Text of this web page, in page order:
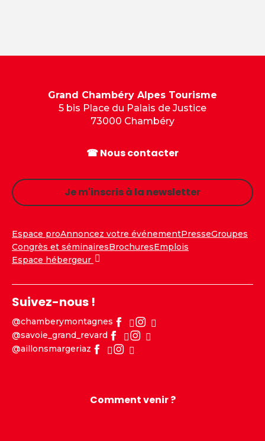
Grand Chambéry Alpes Tourisme
5 bis Place du Palais de Justice
73000 Chambéry
☎ Nous contacter
Je m'inscris à la newsletter
Espace proAnnoncez votre événementPresseGroupes
Congrès et séminairesBrochuresEmplois
Espace hébergeur
Suivez-nous !
@chamberymontagnes
@savoie_grand_revard
@aillonsmargeriaz
Comment venir ?